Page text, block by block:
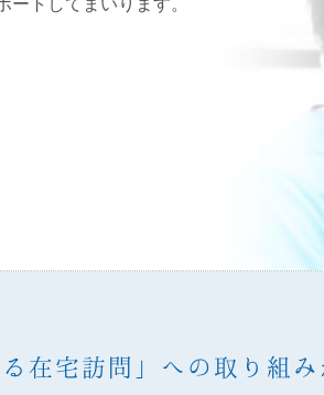
トしてまいります。
る在宅訪問」への取り組